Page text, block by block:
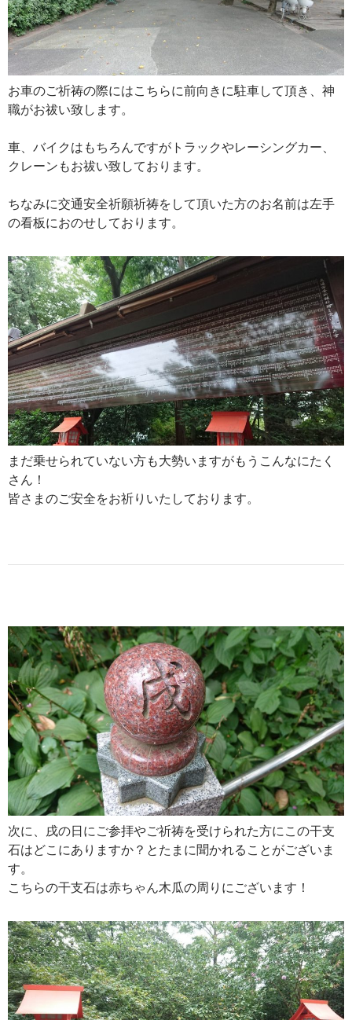
お車のご祈祷の際にはこちらに前向きに駐車して頂き、神
職がお祓い致します。
車、バイクはもちろんですがトラックやレーシングカー、
クレーンもお祓い致しております。
ちなみに交通安全祈願祈祷をして頂いた方のお名前は左手
の看板におのせしております。
まだ乗せられていない方も大勢いますがもうこんなにたく
さん！
皆さまのご安全をお祈りいたしております。
次に、戌の日にご参拝やご祈祷を受けられた方にこの干支
石はどこにありますか？とたまに聞かれることがございま
す。
こちらの干支石は赤ちゃん木瓜の周りにございます！